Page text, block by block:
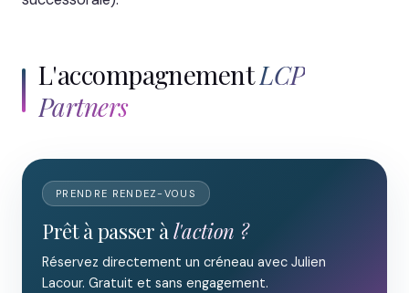
L'accompagnementLCP
Partners
PRENDRE RENDEZ-VOUS
Prêt à passer àl'action ?
Réservez directement un créneau avec Julien
Lacour. Gratuit et sans engagement.